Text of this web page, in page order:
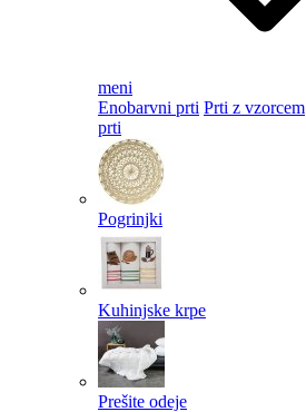
meni
Enobarvni prti Prti z vzorcem
prti​
Pogrinjki
Kuhinjske krpe
Prešite odeje